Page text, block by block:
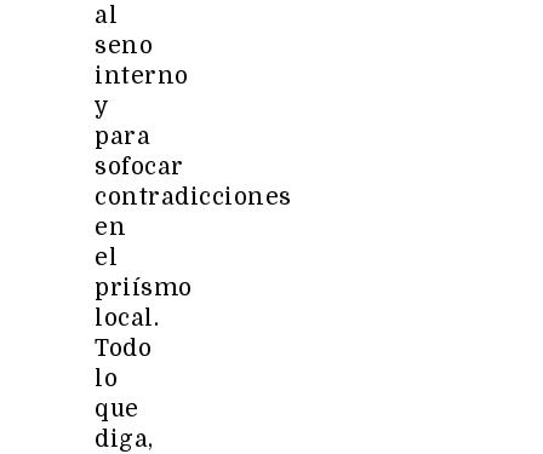
al
seno
interno
y
para
sofocar
contradicciones
en
el
priísmo
local.
Todo
lo
que
diga,